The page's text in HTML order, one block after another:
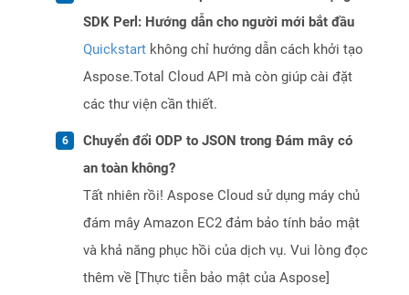
SDK Perl: Hướng dẫn cho người mới bắt đầu
Quickstart không chỉ hướng dẫn cách khởi tạo
Aspose.Total Cloud API mà còn giúp cài đặt
các thư viện cần thiết.
Chuyển đổi ODP to JSON trong Đám mây có
an toàn không?
Tất nhiên rồi! Aspose Cloud sử dụng máy chủ
đám mây Amazon EC2 đảm bảo tính bảo mật
và khả năng phục hồi của dịch vụ. Vui lòng đọc
thêm về [Thực tiễn bảo mật của Aspose]